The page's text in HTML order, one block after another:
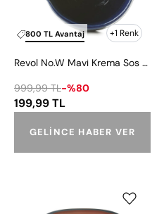
+1 Renk
800 TL Avantajml
Revol No.W Mavi Krema Sos Kabı 100 ml
999,99 TL-%80
199,99 TL
GELINCE HABER VER
Caractere